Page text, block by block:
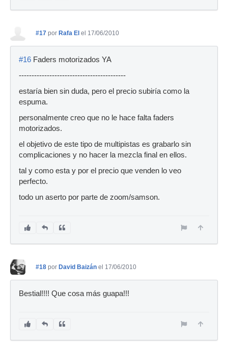
#17 por Rafa El el 17/06/2010
#16 Faders motorizados YA
------------------------------------------
estaría bien sin duda, pero el precio subiría como la
espuma.
personalmente creo que no le hace falta faders
motorizados.
el objetivo de este tipo de multipistas es grabarlo sin
complicaciones y no hacer la mezcla final en ellos.
tal y como esta y por el precio que venden lo veo
perfecto.
todo un aserto por parte de zoom/samson.
#18 por David Baizán el 17/06/2010
Bestial!!!! Que cosa más guapa!!!